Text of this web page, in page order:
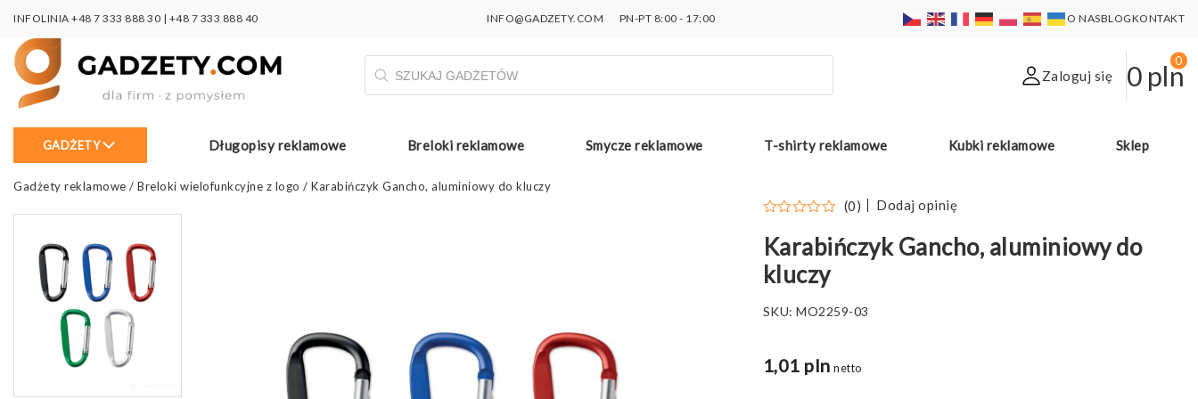
INFOLINIA +48 7 333 888 30 | +48 7 333 888 40 INFO@GADZETY.COM PN-PT 8:00 - 17:00 O NASBLOGKONTAKT
Wyszukiwarka
produktów
Zaloguj się 0 pln
0
GADŻETY Długopisy reklamowe Breloki reklamowe Smycze reklamowe T-shirty reklamowe Kubki reklamowe Sklep
Gadżety reklamowe / Breloki wielofunkcyjne z logo / Karabińczyk Gancho, aluminiowy do kluczy
(0) Dodaj opinię
Karabińczyk Gancho, aluminiowy do
kluczy
SKU:MO2259-03
1,01 pln netto